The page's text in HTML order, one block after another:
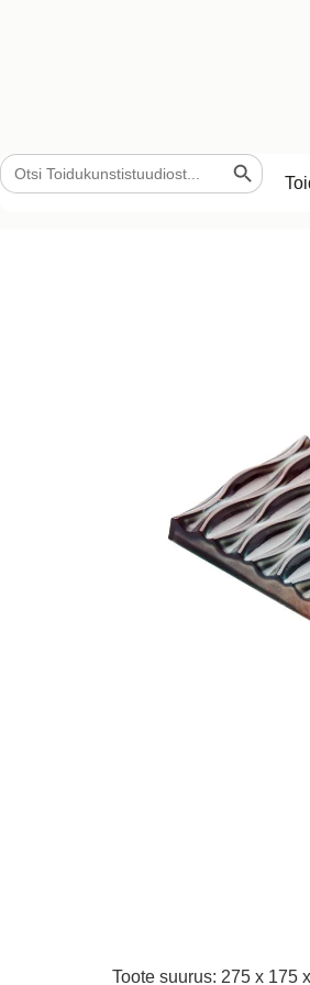
Search
for:
Search
Toote suurus: 275 x 175